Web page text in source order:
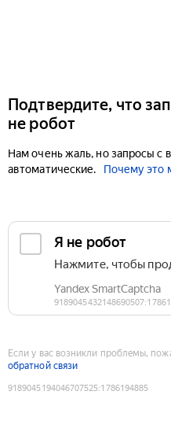
Подтвердите, что
не робот
Нам очень жаль, но запросы с
автоматические.
Почему это
Если у вас возникли проблемы,
обратной связи
9189045194046707525:1786194885